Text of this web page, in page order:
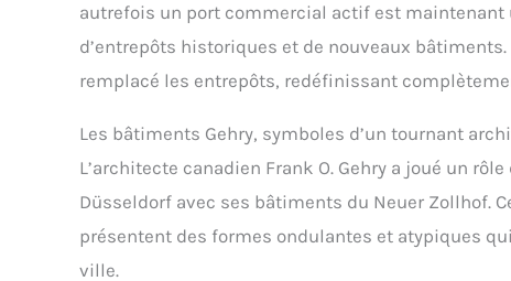
autrefois un port commercial actif est maintenant
d’entrepôts historiques et de nouveaux
remplacé les entrepôts, redéfinissant
Les bâtiments Gehry, symboles d’un tournant
L’architecte canadien Frank O. Gehry a joué un
Düsseldorf avec ses bâtiments du Neuer Zollhof.
présentent des formes ondulantes et atypiques
ville.